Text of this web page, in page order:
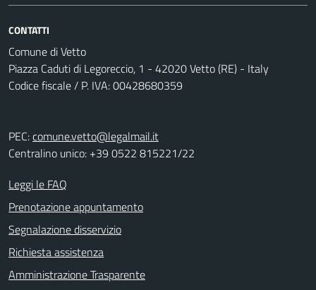
CONTATTI
Comune di Vetto
Piazza Caduti di Legoreccio, 1 - 42020 Vetto (RE) - Italy
Codice fiscale / P. IVA: 00428680359
PEC:comune.vetto@legalmail.it
Centralino unico: +39 0522 815221/22
Leggi le FAQ
Prenotazione appuntamento
Segnalazione disservizio
Richiesta assistenza
Amministrazione Trasparente